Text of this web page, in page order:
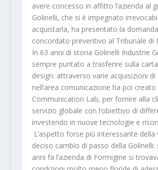
avere concesso in affitto l’azienda al
Golinelli, che si è impegnato
acquistarla, ha presentato la
concordato preventivo al Tribunale di
In 63 anni di storia Golinelli Industrie
sempre puntato a trasferire sulla
design: attraverso varie acquisizioni di
nell’area comunicazione ha poi creato
Communication Lab, per fornire alla
servizio globale con l’obiettivo di
investendo in nuove tecnologie e
L’aspetto forse più interessante della
deciso cambio di passo della Golinelli:
anni fa l’azienda di Formigine si